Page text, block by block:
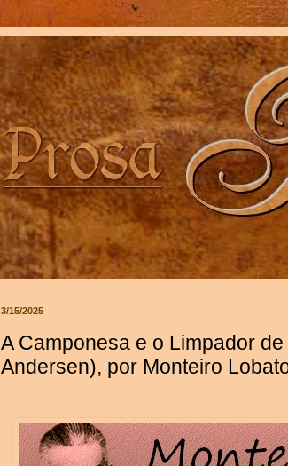
3/15/2025
A Camponesa e o Limpador
Andersen), por Monteiro